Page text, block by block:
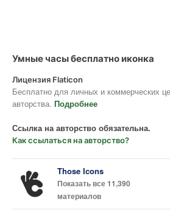
Умные часы бесплатно иконка
Лицензия Flaticon
Бесплатно для личных и коммерческих
авторства. Подробнее
Ссылка на авторство обязательна.
Как ссылаться на авторство?
Those Icons
Показать все 11,390
материалов